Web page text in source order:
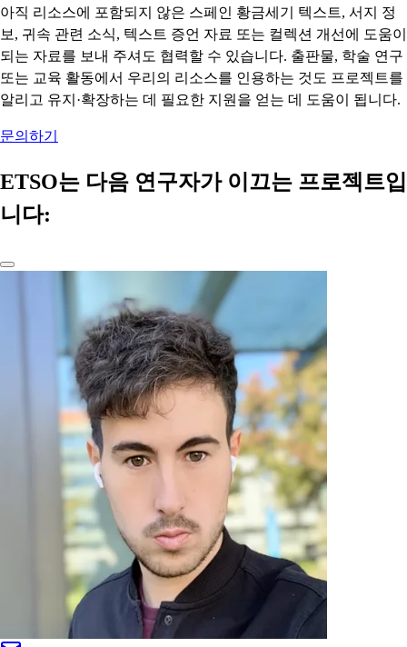
아직 리소스에 포함되지 않은 스페인 황금세기 텍스트, 서지 정
보, 귀속 관련 소식, 텍스트 증언 자료 또는 컬렉션 개선에 도움이
되는 자료를 보내 주셔도 협력할 수 있습니다. 출판물, 학술 연구
또는 교육 활동에서 우리의 리소스를 인용하는 것도 프로젝트를
알리고 유지·확장하는 데 필요한 지원을 얻는 데 도움이 됩니다.
문의하기
ETSO는 다음 연구자가 이끄는 프로젝트입
니다: